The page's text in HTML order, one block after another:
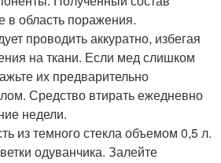
в область поражения.
проводить аккуратно, избегая
на ткани. Если мед слишком
их предварительно
Средство втирать ежедневно
недели.
из темного стекла объемом 0,5 л.
одуванчика. Залейте